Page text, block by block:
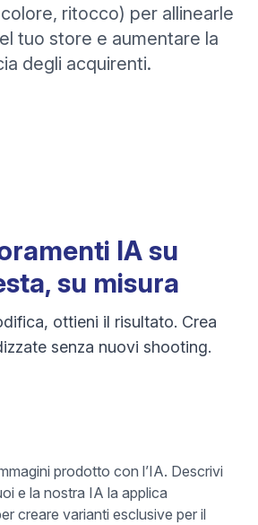
ritocco) per allinearle
tuo store e aumentare la
degli acquirenti.
IA su
su misura
ottieni il risultato. Crea
senza nuovi shooting.
prodotto con l’IA. Descrivi
e la nostra IA la applica
creare varianti esclusive per il